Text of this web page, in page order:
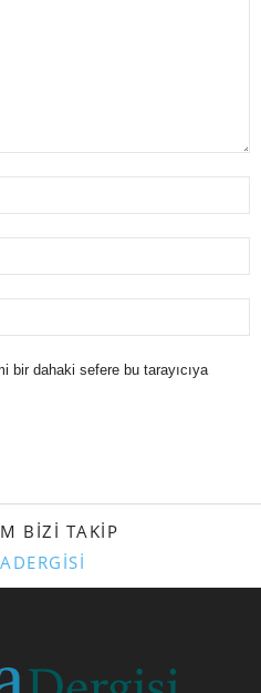
bir dahaki sefere bu tarayıcıya
BIZI TAKIP